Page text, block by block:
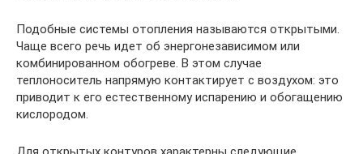
Подобные системы отопления называются открытыми.
Чаще всего речь идет об энергонезависимом или
комбинированном обогреве. В этом случае
теплоноситель напрямую контактирует с воздухом: это
приводит к его естественному испарению и обогащению
кислородом.